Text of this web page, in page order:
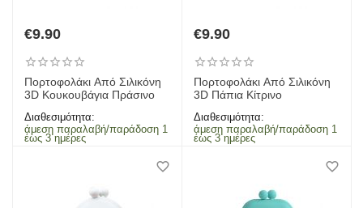
€9.90
Πορτοφολάκι Από Σιλικόνη
3D Κουκουβάγια Πράσινο
Διαθεσιμότητα:
άμεση παραλαβή/παράδοση 1
έως 3 ημέρες
€9.90
Πορτοφολάκι Από Σιλικόνη
3D Πάπια Κίτρινο
Διαθεσιμότητα:
άμεση παραλαβή/παράδοση 1
έως 3 ημέρες